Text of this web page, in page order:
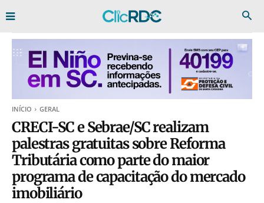
INÍCIO GERAL
CRECI-SC e Sebrae/SC realizam
palestras gratuitas sobre Reforma
Tributária como parte do maior
programa de capacitação do mercado
imobiliário